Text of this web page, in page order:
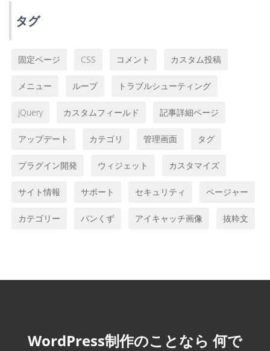
タグ
固定ページ CSS コメント カスタム投稿
メニュー ループ トラブルシューティング
jQuery カスタムフィールド 記事詳細ページ
アップデート カテゴリ 管理画面 タグ
プラグイン開発 ウィジェット カスタマイズ
サイト情報 サポート セキュリティ ページャー
カテゴリー パンくず アイキャッチ画像 抜粋文
WordPress制作のことなら 何で